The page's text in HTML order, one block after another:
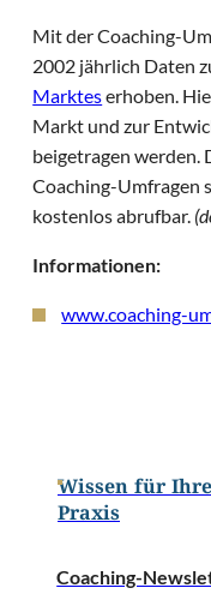
Mit der Coaching-
2002 jährlich Daten
Markteserhoben.
Markt und zur
beigetragen werden.
Coaching-Umfragen
kostenlos abrufbar.
Informationen:
www.coaching-
Wissen für
Praxis
Coaching-